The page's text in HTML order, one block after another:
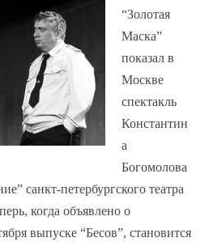
“Золотая
Маска”
показал в
Москве
спектакль
Константин
а
Богомолова
санкт-петербургского театра
когда объявлено о
выпуске “Бесов”, становится